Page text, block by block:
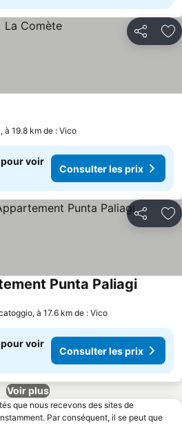
Partager
à 19.8 km de : Vico
pour voir
Consulter les prix
Partager
Punta Paliagi
à 17.6 km de : Vico
pour voir
Consulter les prix
Voir plus
que nous recevons des sites de
Par conséquent, il se peut que